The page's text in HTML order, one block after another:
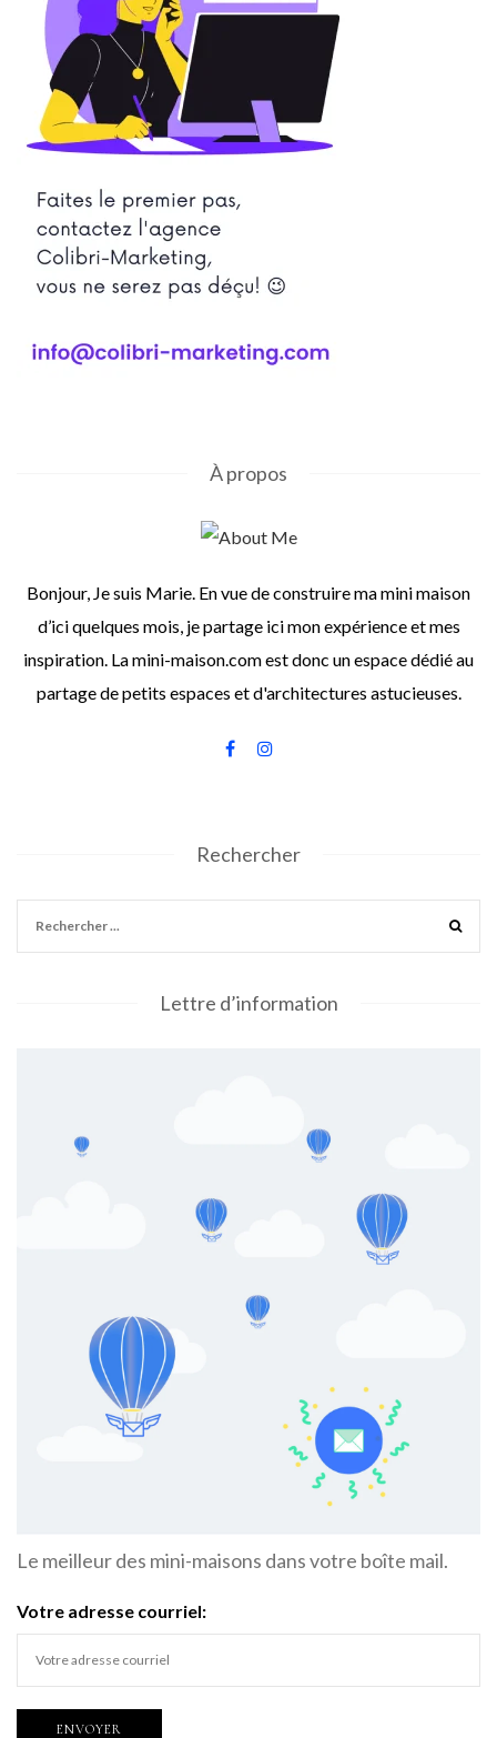
À propos
Bonjour, Je suis Marie. En vue de construire ma mini maison
d’ici quelques mois, je partage ici mon expérience et mes
inspiration. La mini-maison.com est donc un espace dédié au
partage de petits espaces et d'architectures astucieuses.
Rechercher
Lettre d’information
Le meilleur des mini-maisons dans votre boîte mail.
Votre adresse courriel: